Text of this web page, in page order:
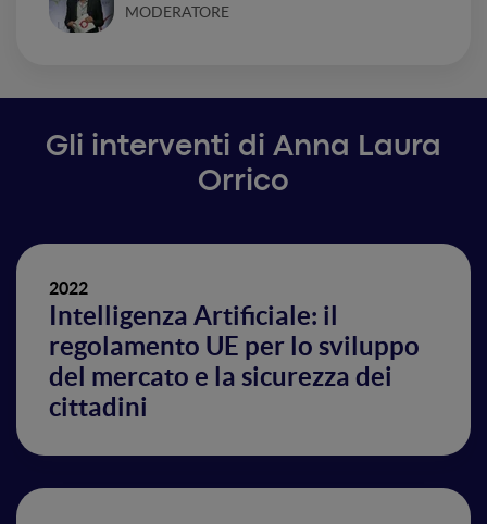
MODERATORE
Gli interventi di Anna Laura
Orrico
2022
Intelligenza Artificiale: il
regolamento UE per lo sviluppo
del mercato e la sicurezza dei
cittadini